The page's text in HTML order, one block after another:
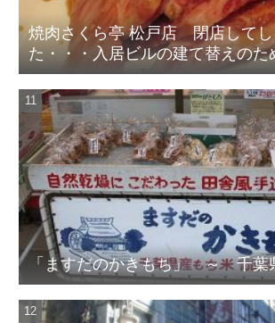
焼肉さくら亭 松戸店 閉店してし
た・・・入居ビルの建て替えのた
「ますだのかきもち」 ～ 千葉